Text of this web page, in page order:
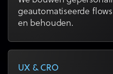
geautomatiseerde
en behouden.
UX & CRO